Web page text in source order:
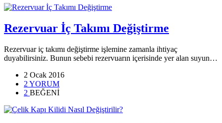
Rezervuar İç Takımı Değiştirme
Rezervuar iç takımı değiştirme işlemine zamanla ihtiyaç
duyabilirsiniz. Bunun sebebi rezervuarın içerisinde yer alan suyun…
2 Ocak 2016
2 YORUM
2 BEĞENİ